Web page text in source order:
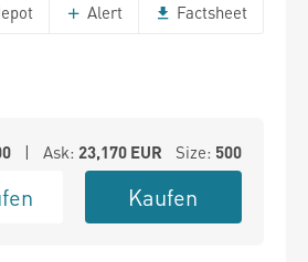
Alert Factsheet
| Ask: 23,170EUR Size: 500
Kaufen